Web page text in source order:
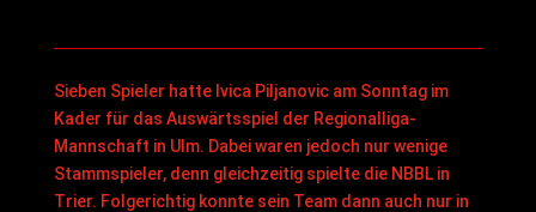
Sieben Spieler hatte Ivica Piljanovic am Sonntag im
Kader für das Auswärtsspiel der Regionalliga-
Mannschaft in Ulm. Dabei waren jedoch nur wenige
Stammspieler, denn gleichzeitig spielte die NBBL in
Trier. Folgerichtig konnte sein Team dann auch nur in